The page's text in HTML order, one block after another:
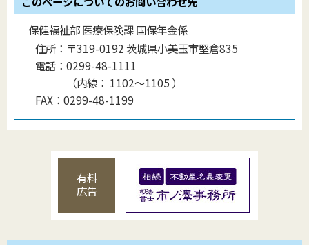
保健福祉部 医療保険課 国保年金係
住所： 〒319-0192 茨城県小美玉市堅倉835
電話： 0299-48-1111
（内線 ： 1102～1105 ）
FAX： 0299-48-1199
有料
広告